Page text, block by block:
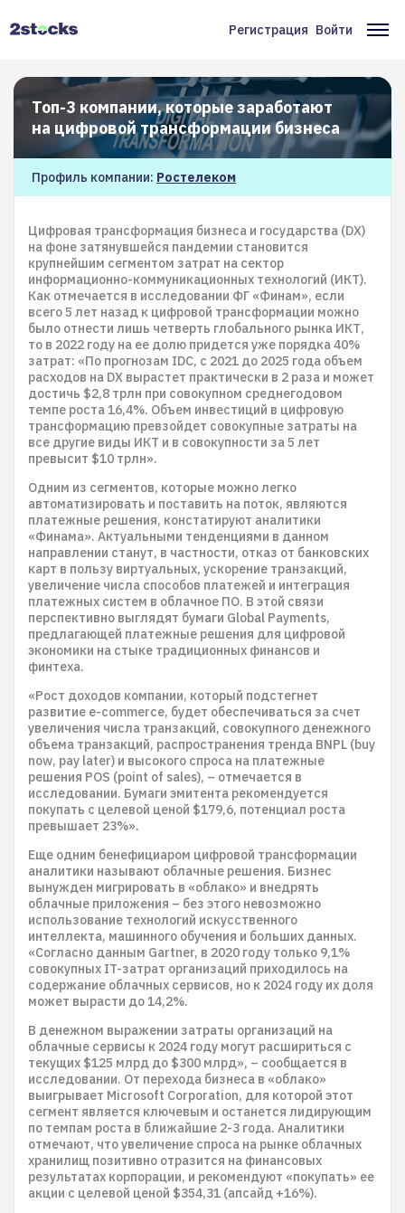
Меню
учётной
записи
пользователя
Регистрация Войти
Топ-3 компании, которые заработают
на цифровой трансформации бизнеса
Профиль компании: Ростелеком
Цифровая трансформация бизнеса и государства (DX)
на фоне затянувшейся пандемии становится
крупнейшим сегментом затрат на сектор
информационно-коммуникационных технологий (ИКТ).
Как отмечается в исследовании ФГ «Финам», если
всего 5 лет назад к цифровой трансформации можно
было отнести лишь четверть глобального рынка ИКТ,
то в 2022 году на ее долю придется уже порядка 40%
затрат: «По прогнозам IDC, с 2021 до 2025 года объем
расходов на DX вырастет практически в 2 раза и может
достичь $2,8 трлн при совокупном среднегодовом
темпе роста 16,4%. Объем инвестиций в цифровую
трансформацию превзойдет совокупные затраты на
все другие виды ИКТ и в совокупности за 5 лет
превысит $10 трлн».
Одним из сегментов, которые можно легко
автоматизировать и поставить на поток, являются
платежные решения, констатируют аналитики
«Финама». Актуальными тенденциями в данном
направлении станут, в частности, отказ от банковских
карт в пользу виртуальных, ускорение транзакций,
увеличение числа способов платежей и интеграция
платежных систем в облачное ПО. В этой связи
перспективно выглядят бумаги Global Payments,
предлагающей платежные решения для цифровой
экономики на стыке традиционных финансов и
финтеха.
«Рост доходов компании, который подстегнет
развитие e-commerce, будет обеспечиваться за счет
увеличения числа транзакций, совокупного денежного
объема транзакций, распространения тренда BNPL (buy
now, pay later) и высокого спроса на платежные
решения POS (point of sales), – отмечается в
исследовании. Бумаги эмитента рекомендуется
покупать с целевой ценой $179,6, потенциал роста
превышает 23%».
Еще одним бенефициаром цифровой трансформации
аналитики называют облачные решения. Бизнес
вынужден мигрировать в «облако» и внедрять
облачные приложения – без этого невозможно
использование технологий искусственного
интеллекта, машинного обучения и больших данных.
«Согласно данным Gartner, в 2020 году только 9,1%
совокупных IT-затрат организаций приходилось на
содержание облачных сервисов, но к 2024 году их доля
может вырасти до 14,2%.
В денежном выражении затраты организаций на
облачные сервисы к 2024 году могут расшириться с
текущих $125 млрд до $300 млрд», – сообщается в
исследовании. От перехода бизнеса в «облако»
выигрывает Microsoft Corporation, для которой этот
сегмент является ключевым и останется лидирующим
по темпам роста в ближайшие 2-3 года. Аналитики
отмечают, что увеличение спроса на рынке облачных
хранилищ позитивно отразится на финансовых
результатах корпорации, и рекомендуют «покупать» ее
акции с целевой ценой $354,31 (апсайд +16%).